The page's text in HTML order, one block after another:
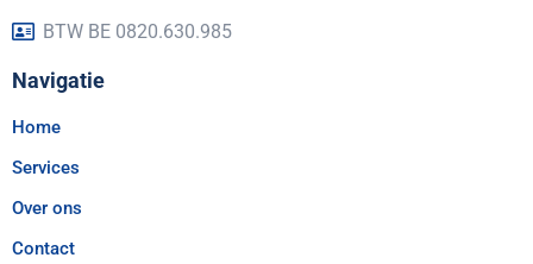
BTW BE 0820.630.985
Navigatie
Home
Services
Over ons
Contact